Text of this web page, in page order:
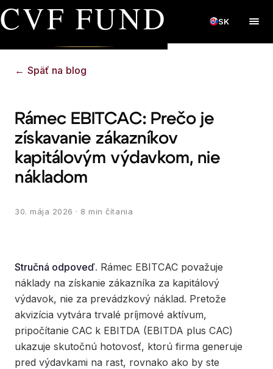
CVF FUND SK
← Späť na blog
Rámec EBITCAC: Prečo je
získavanie zákazníkov
kapitálovým výdavkom, nie
nákladom
30. mája 2026 · 8 min čítania
Stručná odpoveď. Rámec EBITCAC považuje
náklady na získanie zákazníka za kapitálový
výdavok, nie za prevádzkový náklad. Pretože
akvizícia vytvára trvalé príjmové aktívum,
pripočítanie CAC k EBITDA (EBITDA plus CAC)
ukazuje skutočnú hotovosť, ktorú firma generuje
pred výdavkami na rast, rovnako ako by ste